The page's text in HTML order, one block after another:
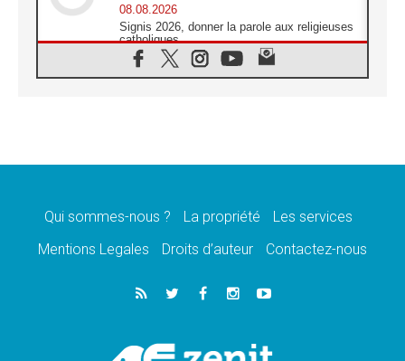
08.08.2026
Signis 2026, donner la parole aux religieuses
catholiques
08.08.2026
Au Bangladesh, l'Église accompagne les
07.08.2026
07.08.2026
le cardinal Parolin
En Colombie, «la paix ne s'achète pas avec
une signature»
Le programme du voyage apostolique du
Pape en France dévoilé
Qui sommes-nous ? La propriété
Les services
Mentions Legales
Droits d’auteur Contactez-nous